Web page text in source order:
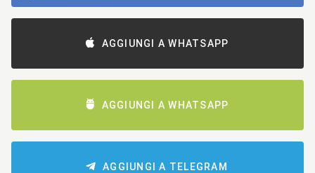
AGGIUNGI A WHATSAPP
AGGIUNGI A WHATSAPP
AGGIUNGI A TELEGRAM